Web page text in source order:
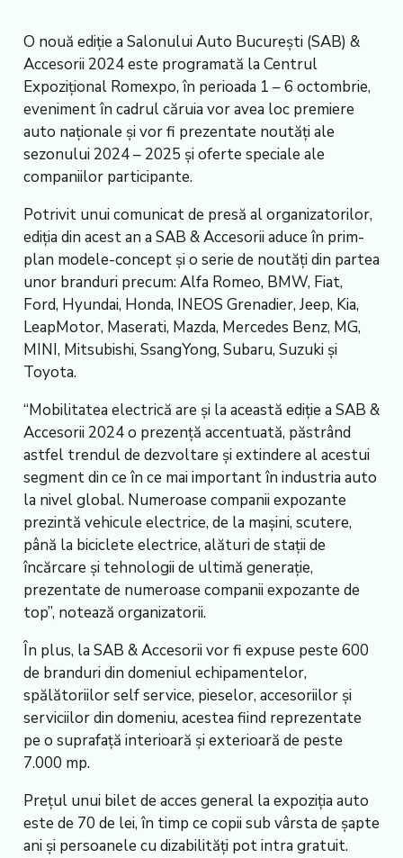
O nouă ediţie a Salonului Auto Bucureşti (SAB) &
Accesorii 2024 este programată la Centrul
Expoziţional Romexpo, în perioada 1 – 6 octombrie,
eveniment în cadrul căruia vor avea loc premiere
auto naţionale şi vor fi prezentate noutăţi ale
sezonului 2024 – 2025 şi oferte speciale ale
companiilor participante.
Potrivit unui comunicat de presă al organizatorilor,
ediţia din acest an a SAB & Accesorii aduce în prim-
plan modele-concept şi o serie de noutăţi din partea
unor branduri precum: Alfa Romeo, BMW, Fiat,
Ford, Hyundai, Honda, INEOS Grenadier, Jeep, Kia,
LeapMotor, Maserati, Mazda, Mercedes Benz, MG,
MINI, Mitsubishi, SsangYong, Subaru, Suzuki şi
Toyota.
“Mobilitatea electrică are şi la această ediţie a SAB &
Accesorii 2024 o prezenţă accentuată, păstrând
astfel trendul de dezvoltare şi extindere al acestui
segment din ce în ce mai important în industria auto
la nivel global. Numeroase companii expozante
prezintă vehicule electrice, de la maşini, scutere,
până la biciclete electrice, alături de staţii de
încărcare şi tehnologii de ultimă generaţie,
prezentate de numeroase companii expozante de
top”, notează organizatorii.
În plus, la SAB & Accesorii vor fi expuse peste 600
de branduri din domeniul echipamentelor,
spălătoriilor self service, pieselor, accesoriilor şi
serviciilor din domeniu, acestea fiind reprezentate
pe o suprafaţă interioară şi exterioară de peste
7.000 mp.
Preţul unui bilet de acces general la expoziţia auto
este de 70 de lei, în timp ce copii sub vârsta de şapte
ani şi persoanele cu dizabilităţi pot intra gratuit.